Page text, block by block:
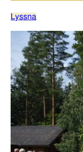
Lyssna